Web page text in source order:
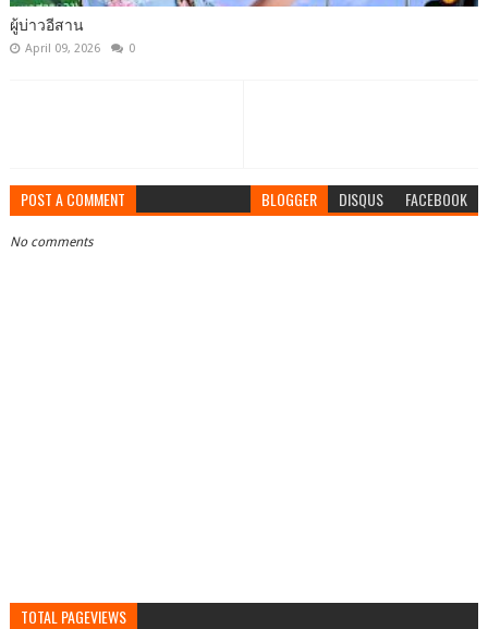
ผู้บ่าวอีสาน
April 09, 2026 0
POST A COMMENT BLOGGER DISQUS FACEBOOK
No comments
TOTAL PAGEVIEWS